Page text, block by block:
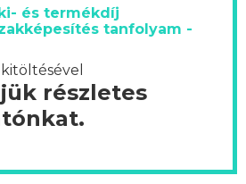
és termékdíj
tanfolyam -
részletes